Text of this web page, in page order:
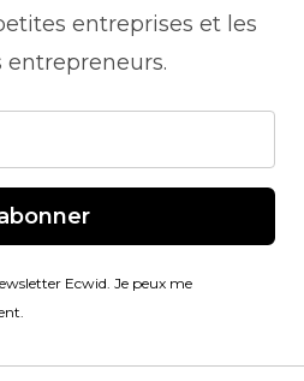
entreprises et les
entrepreneurs.
Ecwid. Je peux me